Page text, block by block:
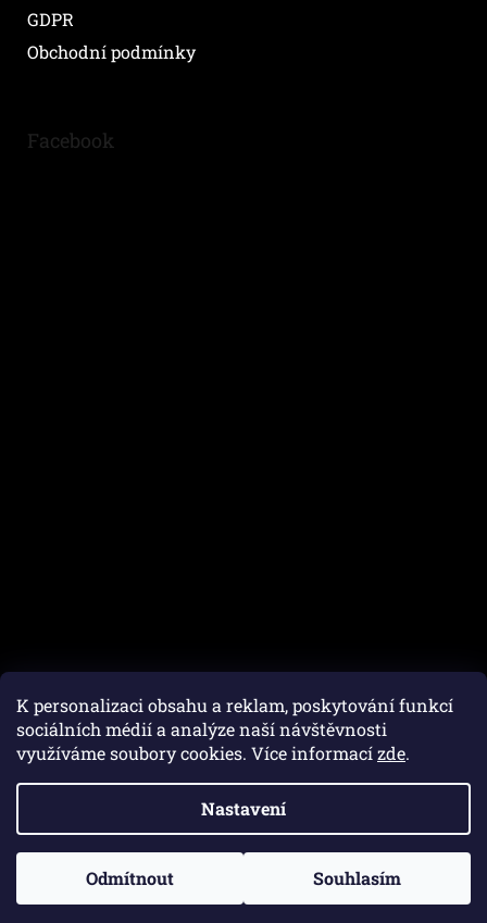
K personalizaci obsahu a reklam, poskytování funkcí
sociálních médií a analýze naší návštěvnosti
využíváme soubory cookies. Více informacízde.
Nastavení
Odmítnout Souhlasím
GDPR
Obchodní podmínky
Facebook
Vytvořil Shoptet
Copyright 2026Autofam.cz. Všechna práva vyhrazena.
Upravit nastavení cookies